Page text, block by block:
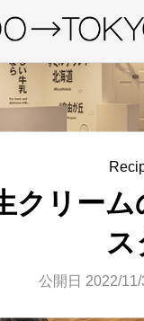
クリー
ス
公開日 2022/